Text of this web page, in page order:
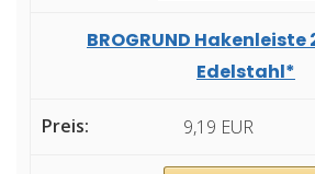
BROGRUND
Edelstahl*
9,19 EUR